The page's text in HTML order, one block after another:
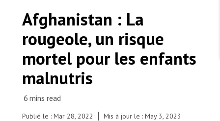
Les États négligent leur obligation de protéger les
personnes civiles et les services de santé en temps
de guerre
Urgence Ebola
Séismes au Venezuela : conséquences et intervention
de MSF
Dons des fondations
Partenariat d’entreprise
Les Amis de MSF
Devenez bénévoles au Canada
Travailler avec MSF
Travailler à l’étranger
Travailler au Canada
Afghanistan : La
rougeole, un risque
mortel pour les enfants
malnutris
Publié le : Mar 28, 2022 Mis à jour le : May 3, 2023